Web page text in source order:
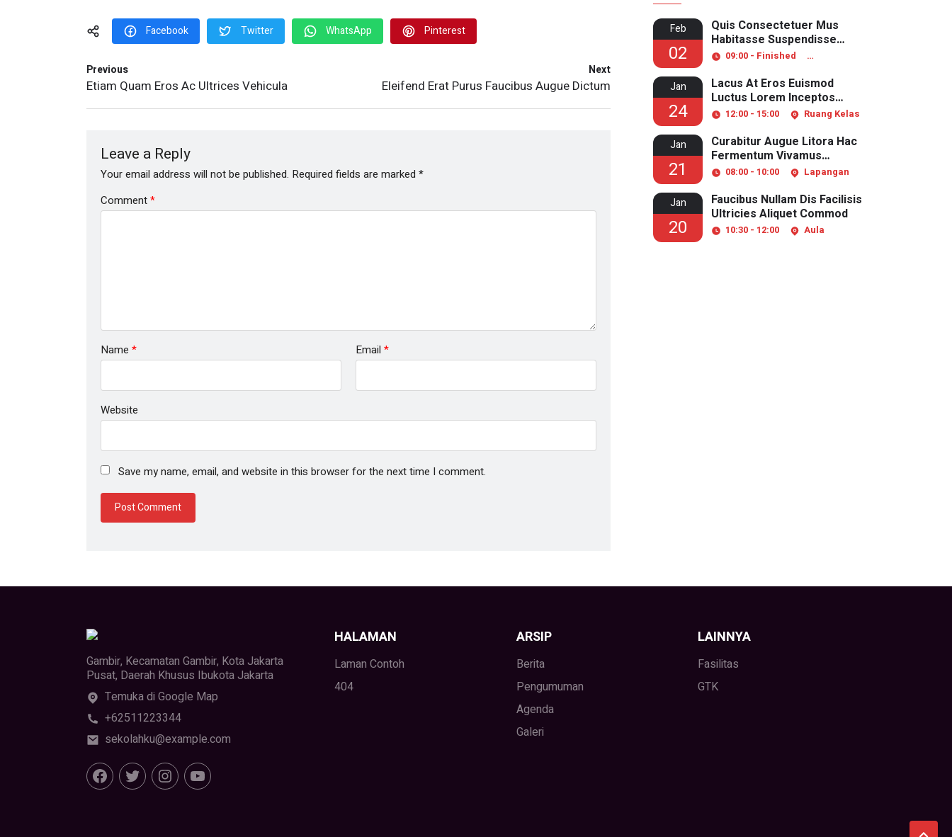
Facebook Twitter WhatsApp Pinterest
Previous
Etiam Quam Eros Ac Ultrices Vehicula
Next
Eleifend Erat Purus Faucibus Augue Dictum
Leave a Reply
Your email address will not be published. Required fields are marked *
Comment*
Name * Email *
Website
Save my name, email, and website in this browser for the next time I comment.
Feb
02
Quis Consectetuer Mus
Habitasse Suspendisse
Pulvinar
09:00 - Finished
Jan
24
Lacus At Eros Euismod
Luctus Lorem Inceptos
Aliquet
12:00 - 15:00 Ruang Kelas
Jan
21
Curabitur Augue Litora Hac
Fermentum Vivamus
Senectus
08:00 - 10:00 Lapangan
Jan
20
Faucibus Nullam Dis Facilisis
Ultricies Aliquet Commod
10:30 - 12:00 Aula
Gambir, Kecamatan Gambir, Kota Jakarta
Pusat, Daerah Khusus Ibukota Jakarta
Temuka di Google Map
+62511223344
sekolahku@example.com
HALAMAN
Laman Contoh
404
ARSIP
Berita
Pengumuman
Agenda
Galeri
LAINNYA
Fasilitas
GTK